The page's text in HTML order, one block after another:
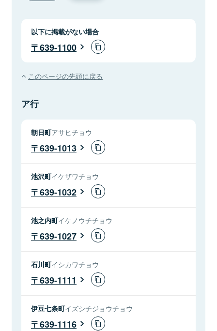
以下に掲載がない場合
639-1100
このページの先頭に戻る
ア行
朝日町アサヒチョウ
639-1013
池沢町イケザワチョウ
639-1032
池之内町イケノウチチョウ
639-1027
石川町イシカワチョウ
639-1111
伊豆七条町イズシチジョウチョウ
639-1116